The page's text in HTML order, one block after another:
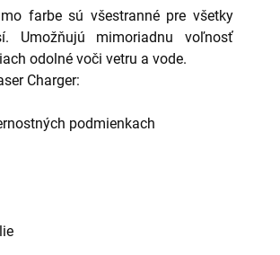
farbe sú všestranné pre všetky
Umožňujú mimoriadnu voľnosť
odolné voči vetru a vode.
Charger:
podmienkach